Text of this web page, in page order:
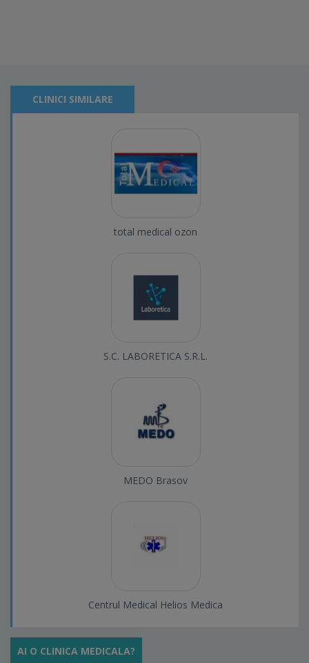
CLINICI SIMILARE
total medical ozon
S.C. LABORETICA S.R.L.
MEDO Brasov
Centrul Medical Helios Medica
AI O CLINICA MEDICALA?